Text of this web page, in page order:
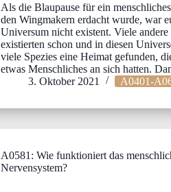
Als die Blaupause für ein
den Wingmakern erdacht wurde, war
Universum nicht existent. Viele andere
existierten schon und in diesen
viele Spezies eine Heimat gefunden,
etwas Menschliches an sich hatten.
3. Oktober 2021
A0401-
A0581: Wie funktioniert das
Nervensystem?